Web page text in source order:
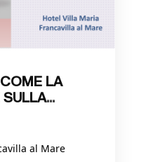
LA
SULLA
al Mare